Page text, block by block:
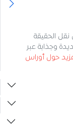
تأسست سنة 2019 تُحاول نقل الحقيقة
وجذابة عبر
حول أوراس